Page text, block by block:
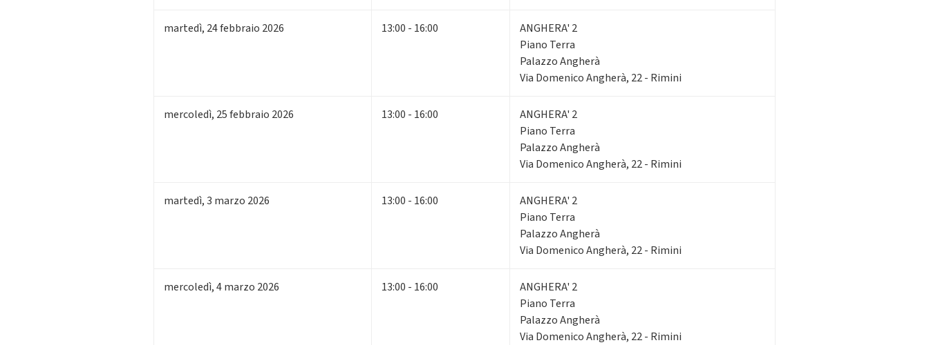
martedì, 24febbraio 2026 13:00 - 16:00
ANGHERA' 2
Piano Terra
Palazzo Angherà
Via Domenico Angherà, 22 - Rimini
mercoledì, 25febbraio 2026 13:00 - 16:00
ANGHERA' 2
Piano Terra
Palazzo Angherà
Via Domenico Angherà, 22 - Rimini
martedì,3 marzo 2026 13:00 - 16:00
ANGHERA' 2
Piano Terra
Palazzo Angherà
Via Domenico Angherà, 22 - Rimini
mercoledì,4marzo 2026 13:00 - 16:00
ANGHERA' 2
Piano Terra
Palazzo Angherà
Via Domenico Angherà, 22 - Rimini